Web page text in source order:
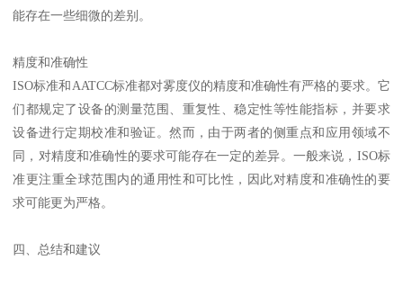
能存在一些细微的差别。
精度和准确性
ISO标准和AATCC标准都对雾度仪的精度和准确性有严格的要求。它
们都规定了设备的测量范围、重复性、稳定性等性能指标，并要求
设备进行定期校准和验证。然而，由于两者的侧重点和应用领域不
同，对精度和准确性的要求可能存在一定的差异。一般来说，ISO标
准更注重全球范围内的通用性和可比性，因此对精度和准确性的要
求可能更为严格。
四、总结和建议